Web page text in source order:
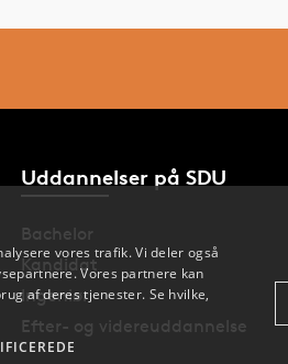
Uddannelser på SDU
Bachelor
Kandidat
Ingeniør
Efter- og videreuddannelse
vores trafik. Vi deler også
Vores partnere kan
af deres tjenester. Se hvilke,